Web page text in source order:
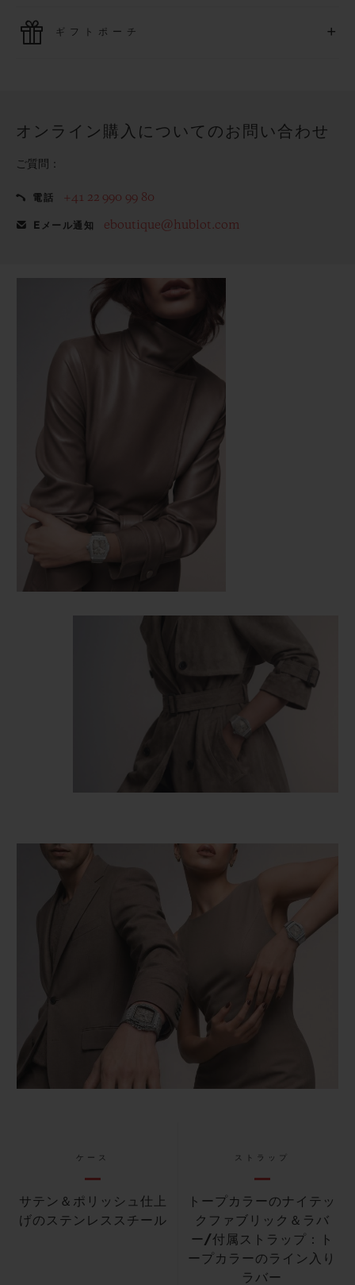
ご購入は迅速で安全に処理され、お客様の個人情報は確実に
ギフトポーチ +
オンライン購入についてのお問い合わせ
ご質問：
電話 +41 22 990 99 80
Eメール通知 eboutique@hublot.com
ケース
サテン＆ポリッシュ仕上
げのステンレススチール
ストラップ
トープカラーのナイテッ
クファブリック＆ラバ
ー/付属ストラップ：ト
ープカラーのライン入り
ラバー